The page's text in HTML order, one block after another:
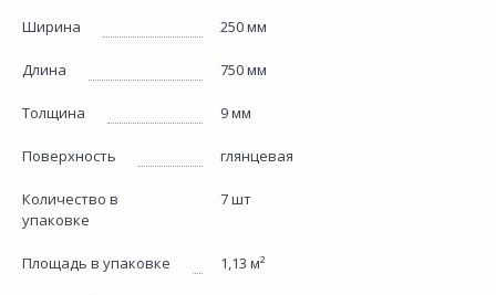
Ширина 250 мм
Длина 750 мм
Толщина 9 мм
Поверхность глянцевая
Количество в
упаковке
7 шт
Площадь в упаковке 1,13 м²